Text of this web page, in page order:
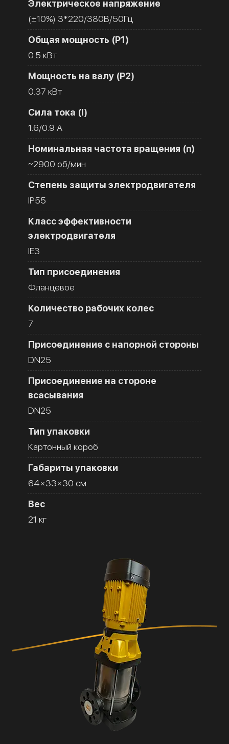
Электрическое напряжение
(±10%) 3*220/380В/50Гц
Общая мощность (Р1)
0.5 кВт
Мощность на валу (Р2)
0.37 кВт
Сила тока (I)
1.6/0.9 A
Номинальная частота вращения (n)
~2900 об/мин
Степень защиты электродвигателя
IP55
Класс эффективности
электродвигателя
IE3
Тип присоединения
Фланцевое
Количество рабочих колес
7
Присоединение с напорной стороны
DN25
Присоединение на стороне
всасывания
DN25
Тип упаковки
Картонный короб
Габариты упаковки
64×33×30 см
Вес
21 кг